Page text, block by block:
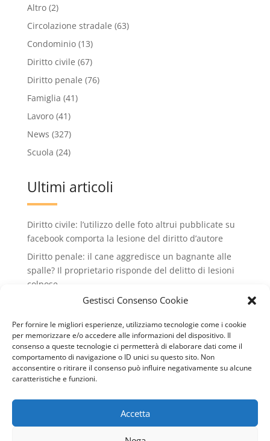
Gestisci Consenso Cookie
Per fornire le migliori esperienze, utilizziamo tecnologie come i cookie
per memorizzare e/o accedere alle informazioni del dispositivo. Il
consenso a queste tecnologie ci permetterà di elaborare dati come il
comportamento di navigazione o ID unici su questo sito. Non
acconsentire o ritirare il consenso può influire negativamente su alcune
caratteristiche e funzioni.
Accetta
Altro(2)
Circolazione stradale (63)
Condominio(13)
Diritto civile (67)
Diritto penale (76)
Famiglia (41)
Lavoro(41)
News (327)
Scuola (24)
Ultimi articoli
Diritto civile: l’utilizzo delle foto altrui pubblicate su
facebook comporta la lesione del diritto d’autore
Diritto penale: il cane aggredisce un bagnante alle
spalle? Il proprietario risponde del delitto di lesioni
colpose.
Condominio: no all'installazione di condizionatori
Lavoro: valido il licenziamento intimato via wathsApp
Diritto civile: il conduttore può recedere dal contratto
di locazione se il cane del vicino abbaia
continuamente
Copyright © 2007-2024 Studio Legale Avv. Dario